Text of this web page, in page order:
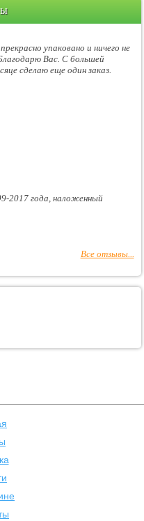
упаковано и ничего не
Вас. С большей
сделаю еще один заказ.
2017 года, наложенный
Все отзывы...